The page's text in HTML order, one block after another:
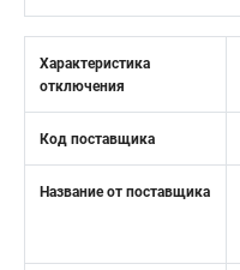
Характеристика
отключения
Код поставщика
Название от поставщика